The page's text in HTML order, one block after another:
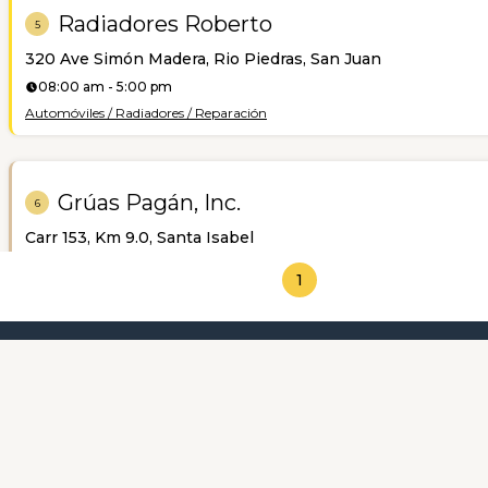
5 Radiadores Roberto
320 Ave Simón Madera, Rio Piedras, San Juan
08:00 am - 5:00 pm
Automóviles / Radiadores / Reparación
6 Grúas Pagán, Inc.
Carr 153, Km 9.0, Santa Isabel
1